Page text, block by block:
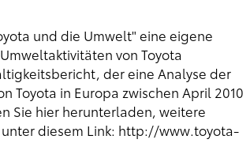
und die Umwelt" eine eigene
von Toyota
, der eine Analyse der
Toyota in Europa zwischen April 2010
Sie hierherunterladen, weitere
diesem Link: http://www.toyota-